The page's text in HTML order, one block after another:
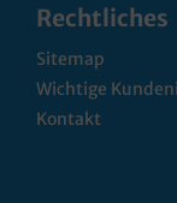
Rechtliches
Sitemap
Wichtige
Kontakt